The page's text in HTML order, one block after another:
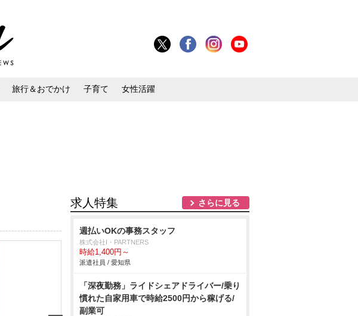
旅行＆おでかけ 子育て 女性活躍
求人特集 さらに見る
週払いOKの事務スタッフ
株式会社I・PARTNERS
時給1,400円～
派遣社員 / 愛知県
「深夜勤務」ライドシェアドライバー/乗り
慣れた自家用車で時給2500円から稼げる/
副業可